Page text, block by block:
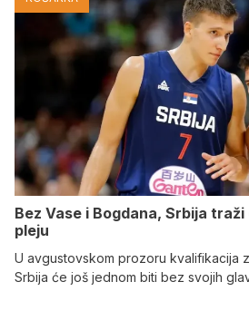
Bez Vase i Bogdana, Srbija
pleju
U avgustovskom prozoru kvalifikacija
Srbija će još jednom biti bez svojih